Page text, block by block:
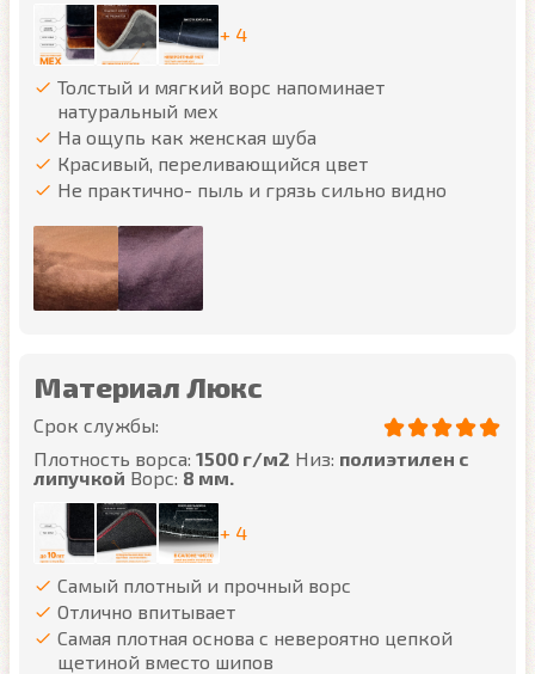
+ 4
Толстый и мягкий ворс напоминает
натуральный мех
На ощупь как женская шуба
Красивый, переливающийся цвет
Не практично- пыль и грязь сильно видно
Материал Люкс
Срок службы:
Плотность ворса: 1500 г/м2 Низ: полиэтилен с
липучкой Ворс: 8 мм.
+ 4
Самый плотный и прочный ворс
Отлично впитывает
Самая плотная основа с невероятно цепкой
щетиной вместо шипов